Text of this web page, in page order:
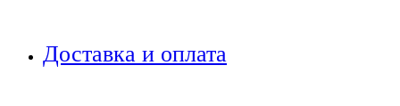
Доставка и оплата